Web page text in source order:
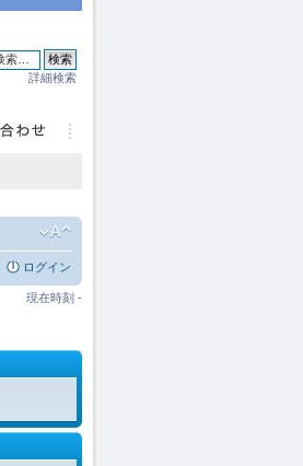
詳細検索
ログイン
現在時刻 -